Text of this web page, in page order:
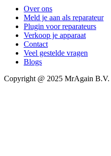
Over ons
Meld je aan als reparateur
Plugin voor reparateurs
Verkoop je apparaat
Contact
Veel gestelde vragen
Blogs
Copyright @ 2025 MrAgain B.V.